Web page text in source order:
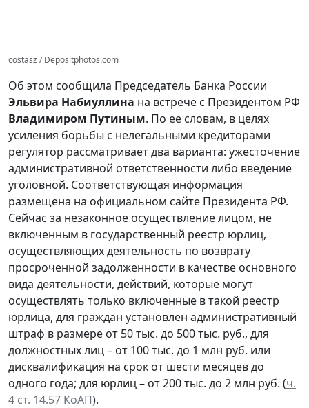
costasz / Depositphotos.com
Об этом сообщила Председатель Банка России
Эльвира Набиуллина на встрече с Президентом РФ
Владимиром Путиным. По ее словам, в целях
усиления борьбы с нелегальными кредиторами
регулятор рассматривает два варианта: ужесточение
административной ответственности либо введение
уголовной. Соответствующая информация
размещена на официальном сайте Президента РФ.
Сейчас за незаконное осуществление лицом, не
включенным в государственный реестр юрлиц,
осуществляющих деятельность по возврату
просроченной задолженности в качестве основного
вида деятельности, действий, которые могут
осуществлять только включенные в такой реестр
юрлица, для граждан установлен административный
штраф в размере от 50 тыс. до 500 тыс. руб., для
должностных лиц – от 100 тыс. до 1 млн руб. или
дисквалификация на срок от шести месяцев до
одного года; для юрлиц – от 200 тыс. до 2 млн руб. (ч.
4 ст. 14.57 КоАП).